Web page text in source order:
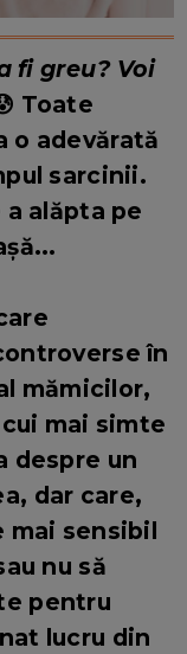
fi greu? Voi
Toate
o adevărată
sarcinii.
alăpta pe
în
mămicilor,
mai simte
despre un
dar care,
mai sensibil
nu să
pentru
lucru din